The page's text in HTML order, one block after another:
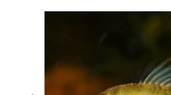
Bildergalerie überspringen